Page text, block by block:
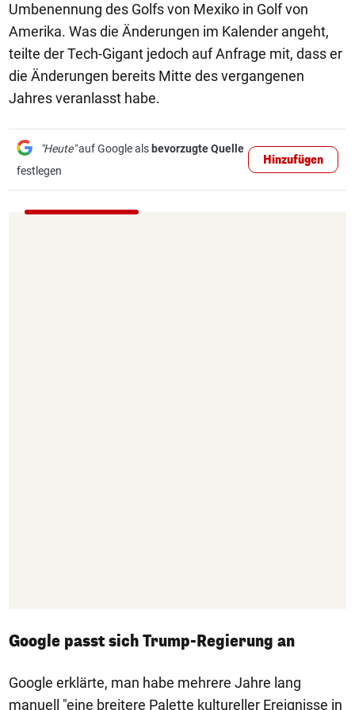
Umbenennung des Golfs von Mexiko in Golf von
Amerika. Was die Änderungen im Kalender angeht,
teilte der Tech-Gigant jedoch auf Anfrage mit, dass er
die Änderungen bereits Mitte des vergangenen
Jahres veranlasst habe.
"Heute"auf Google als bevorzugte Quelle
festlegen
Hinzufügen
Google passt sich Trump-Regierung an
Google erklärte, man habe mehrere Jahre lang
manuell "eine breitere Palette kultureller Ereignisse in